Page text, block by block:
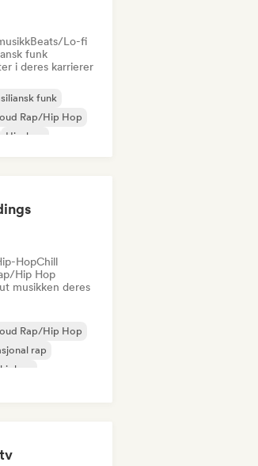
Beats/Lo-fi
funk
i deres karrierer
funk
Rap/Hip Hop
Hip-hop
HopChill
Hip Hop
musikken deres
Rap/Hip Hop
rap